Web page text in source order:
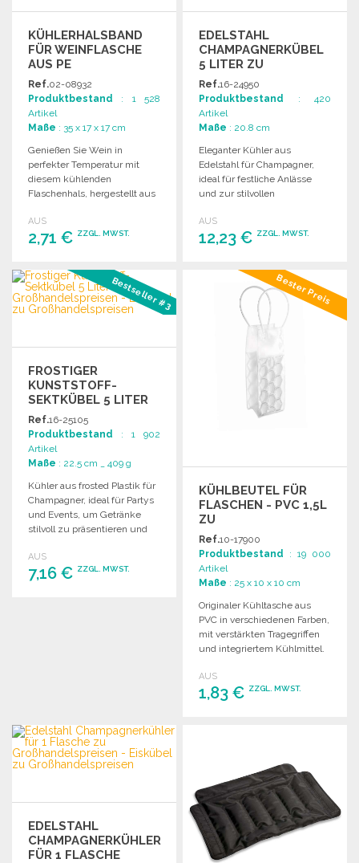
KÜHLERHALSBAND
FÜR WEINFLASCHE
AUS PE
Ref.02-08932
Produktbestand : 1 528
Artikel
Maße : 35 x 17 x 17 cm
Genießen Sie Wein in
perfekter Temperatur mit
diesem kühlenden
Flaschenhals, hergestellt aus
Anlass.
AUS
2,71 € ZZGL. MWST.
BESTELLEN
Angebot anfordern
EDELSTAHL
CHAMPAGNERKÜBEL
5 LITER ZU
GROSSHANDELSPREISEN
Ref.16-24950
Produktbestand : 420
Artikel
Maße : 20.8 cm
Eleganter Kühler aus
Edelstahl für Champagner,
ideal für festliche Anlässe
und zur stilvollen
AUS
12,23 € ZZGL. MWST.
BESTELLEN
Angebot anfordern
Bestseller #3
FROSTIGER
KUNSTSTOFF-
SEKTKÜBEL 5 LITER
ZU
GROSSHANDELSPREISEN
Ref.16-25105
Produktbestand : 1 902
Artikel
Maße : 22.5 cm _ 409 g
Kühler aus frosted Plastik für
Champagner, ideal für Partys
und Events, um Getränke
stilvoll zu präsentieren und
AUS
7,16 € ZZGL. MWST.
Bester Preis
KÜHLBEUTEL FÜR
FLASCHEN - PVC 1,5L
ZU
GROSSHANDELSPREISEN
Ref.10-17900
Produktbestand : 19 000
Artikel
Maße : 25 x 10 x 10 cm
Originaler Kühltasche aus
PVC in verschiedenen Farben,
mit verstärkten Tragegriffen
und integriertem Kühlmittel.
AUS
1,83 € ZZGL. MWST.
EDELSTAHL
CHAMPAGNERKÜHLER
FÜR 1 FLASCHE